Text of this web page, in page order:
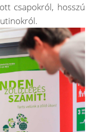
csapokról, hosszú